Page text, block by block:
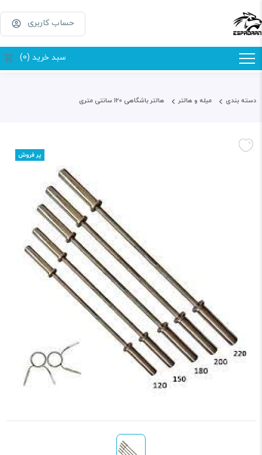
حساب کاربری
سبد خرید (0)
دسته بندی میله و هالتر هالتر باشگاهی 120 سانتی متری
پر فروش